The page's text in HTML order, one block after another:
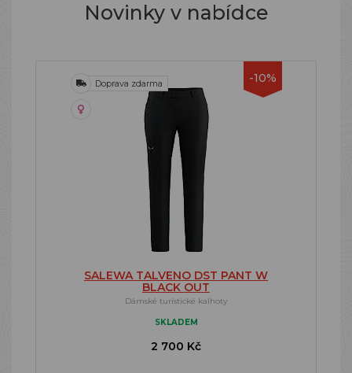
Novinky v nabídce
-10%
Doprava zdarma
SALEWA TALVENO DST PANT W
BLACK OUT
Dámské turistické kalhoty
SKLADEM
2 700 Kč